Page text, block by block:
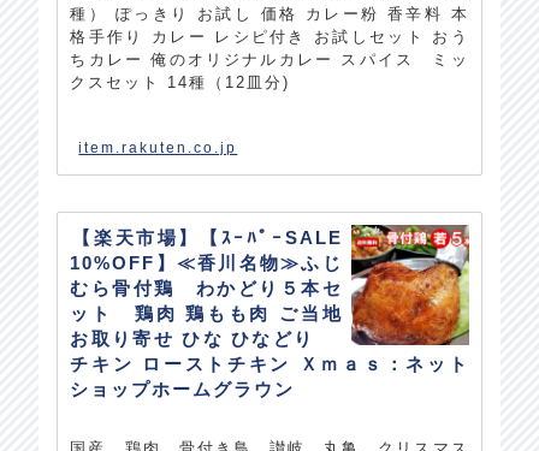
種） ぽっきり お試し 価格 カレー粉 香辛料 本
格手作り カレー レシピ付き お試しセット おう
ちカレー 俺のオリジナルカレー スパイス ミッ
クスセット 14種（12皿分)
item.rakuten.co.jp
【楽天市場】【ｽｰﾊﾟｰSALE
10%OFF】≪香川名物≫ふじ
むら骨付鶏 わかどり５本セ
ット 鶏肉 鶏もも肉 ご当地
お取り寄せ ひな ひなどり
チキン ローストチキン Ｘｍａｓ：ネット
ショップホームグラウン